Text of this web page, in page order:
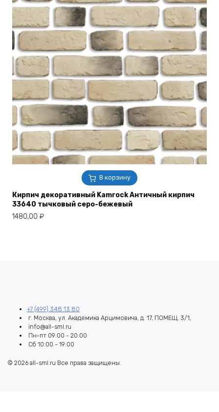
В корзину
Кирпич декоративный Kamrock Античный кирпич
33640 тычковый серо-бежевый
1480,00 ₽
+7 (499) 348 13 80
г. Москва, ул. Академика Арцимовича, д. 17, ПОМЕЩ. 3/1,
info@all-sml.ru
Пн-пт 09:00 - 20:00
Сб 10:00 - 19:00
© 2026 all-sml.ru Все права защищены.